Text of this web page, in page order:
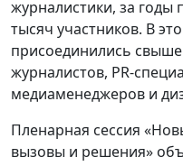
журналистики, за годы
тысяч участников. В
присоединились
журналистов, PR-
медиаменеджеров и
Пленарная сессия
вызовы и решения»